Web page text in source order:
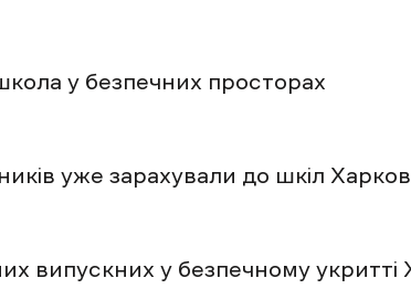
у безпечних просторах
уже зарахували до шкіл
випускних у безпечному